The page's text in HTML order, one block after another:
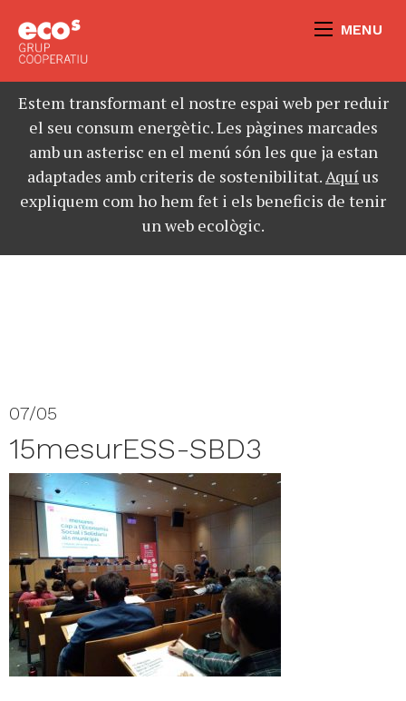
MENU
Estem transformant el nostre espai web per reduir
el seu consum energètic. Les pàgines marcades
amb un asterisc en el menú són les que ja estan
adaptades amb criteris de sostenibilitat.Aquíus
expliquem com ho hem fet i els beneficis de tenir
un web ecològic.
07/05
15mesurESS-SBD3